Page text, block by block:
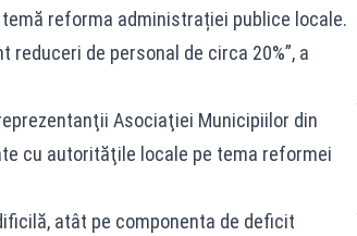
reforma administrației publice locale.
reduceri de personal de circa 20%”, a
Asociaţiei Municipiilor din
cu autorităţile locale pe tema reformei
atât pe componenta de deficit